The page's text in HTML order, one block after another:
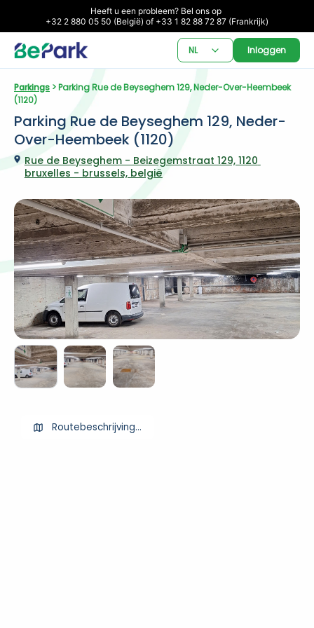
Heeft u een probleem? Bel ons op
+32 2 880 05 50 (België) of +33 1 82 88 72 87 (Frankrijk)
NL Inloggen
Parkings > Parking Rue de Beyseghem 129, Neder-Over-Heembeek
(1120)
Parking Rue de Beyseghem 129, Neder-
Over-Heembeek (1120)
Rue de Beyseghem - Beizegemstraat 129, 1120
bruxelles - brussels, belgië
Routebeschrijving ophalen